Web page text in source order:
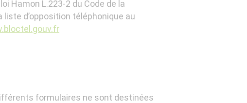
Hamon L.223-2 du Code de la
d’opposition téléphonique au
formulaires ne sont destinées